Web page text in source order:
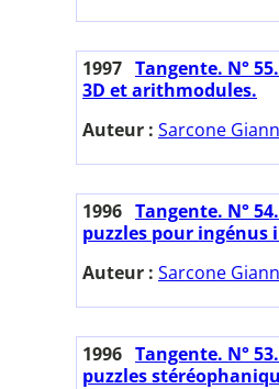
1997 Tangente. N°
3D et arithmodules.
Auteur : Sarcone
1996 Tangente. N°
puzzles pour ingénus
Auteur : Sarcone
1996 Tangente. N°
puzzles